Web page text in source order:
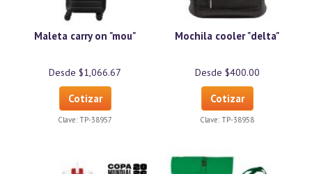
Maleta carry on "mou"
Desde $1,066.67
Cotizar
Clave: TP-38957
Mochila cooler "delta"
Desde $400.00
Cotizar
Clave: TP-38958